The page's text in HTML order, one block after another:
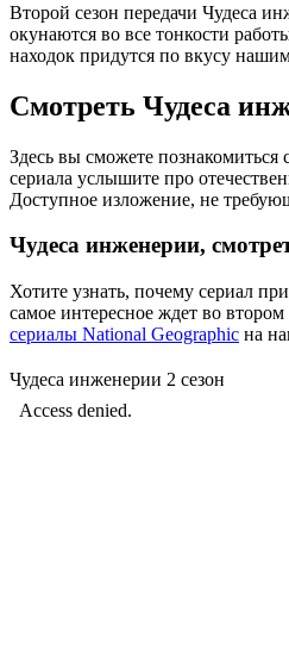
Второй сезон передачи Чудеса
окунаются во все тонкости
находок придутся по вкусу
Смотреть Чудеса
Здесь вы сможете
сериала услышите про
Доступное изложение, не
Чудеса инженерии,
Хотите узнать, почему сериал
самое интересное ждет во
сериалы National Geographic на
Чудеса инженерии 2 сезон